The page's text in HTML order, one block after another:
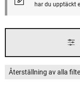
har du upptäckt
Återställning av alla